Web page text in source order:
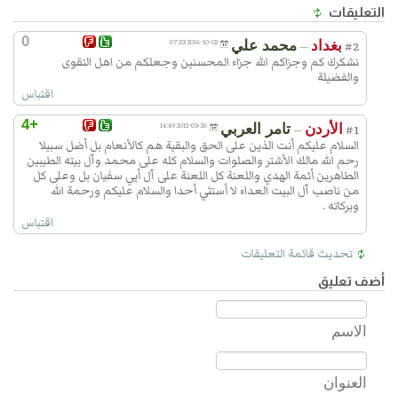
التعليقات
0 #2 بغداد — محمد علي 2016-10-02 07:23
نشكرك كم وجزاكم الله جزاء المحسنين وجعلكم من اهل التقوى
والفضيلة
اقتباس
+4 #1 الأردن — تامر العربي 2012-03-26 14:49
السلام عليكم أنت الذين على الحق والبقية هم كالأنعام بل أضل سبيلا
رحم الله مالك الأشتر والصلوات والسلام كله على محمد وآل بيته الطيبين
الطاهرين أئمة الهدي واللعنة كل اللعنة على آل أبي سفيان بل وعلى كل
من ناصب آل البيت العداء لا أستثي أحدا والسلام عليكم ورحمة الله
وبركاته .
اقتباس
تحديث قائمة التعليقات
أضف تعليق
الاسم
العنوان